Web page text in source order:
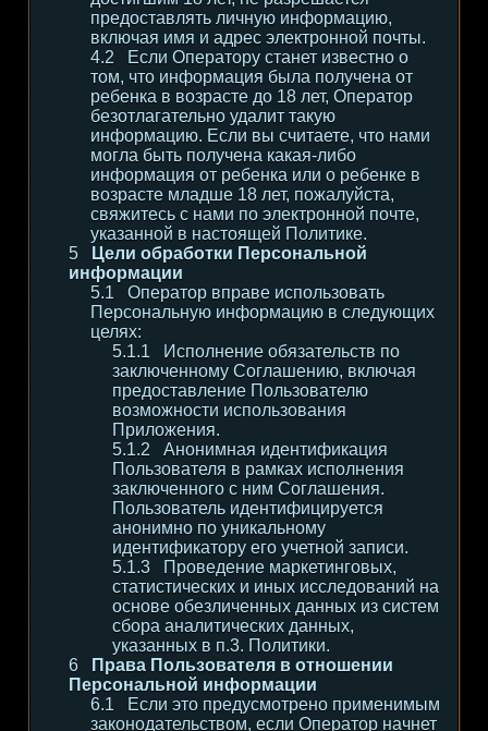
предоставлять личную информацию,
включая имя и адрес электронной почты.
Если Оператору станет известно о
том, что информация была получена от
ребенка в возрасте до 18 лет, Оператор
безотлагательно удалит такую
информацию. Если вы считаете, что нами
могла быть получена какая-либо
информация от ребенка или о ребенке в
возрасте младше 18 лет, пожалуйста,
свяжитесь с нами по электронной почте,
указанной в настоящей Политике.
Цели обработки Персональной
информации
Оператор вправе использовать
Персональную информацию в следующих
целях:
Исполнение обязательств по
заключенному Соглашению, включая
предоставление Пользователю
возможности использования
Приложения.
Анонимная идентификация
Пользователя в рамках исполнения
заключенного с ним Соглашения.
Пользователь идентифицируется
анонимно по уникальному
идентификатору его учетной записи.
Проведение маркетинговых,
статистических и иных исследований на
основе обезличенных данных из систем
сбора аналитических данных,
указанных в п.3. Политики.
Права Пользователя в отношении
Персональной информации
Если это предусмотрено применимым
законодательством, если Оператор начнет